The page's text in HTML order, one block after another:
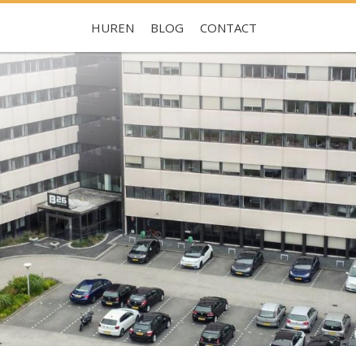
HUREN BLOG CONTACT
Je hebt nog geen favorieten